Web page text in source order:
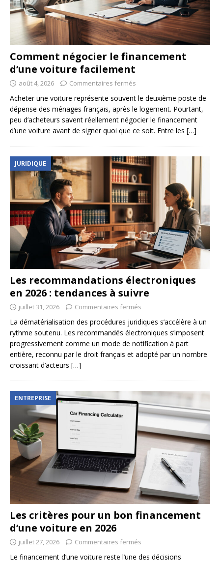
Comment négocier le financement
d’une voiture facilement
août 4, 2026 Commentaires fermés
Acheter une voiture représente souvent le deuxième poste de
dépense des ménages français, après le logement. Pourtant,
peu d’acheteurs savent réellement négocier le financement
d’une voiture avant de signer quoi que ce soit. Entre les […]
JURIDIQUE
Les recommandations électroniques
en 2026 : tendances à suivre
juillet 31, 2026 Commentaires fermés
La dématérialisation des procédures juridiques s’accélère à un
rythme soutenu. Les recommandés électroniques s’imposent
progressivement comme un mode de notification à part
entière, reconnu par le droit français et adopté par un nombre
croissant d’acteurs […]
ENTREPRISE
Les critères pour un bon financement
d’une voiture en 2026
juillet 27, 2026 Commentaires fermés
Le financement d’une voiture reste l’une des décisions